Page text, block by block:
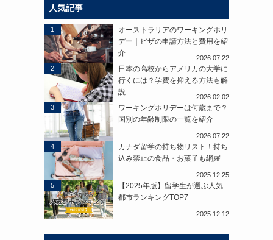
人気記事
オーストラリアのワーキングホリ
デー｜ビザの申請方法と費用を紹
介
2026.07.22
1
日本の高校からアメリカの大学に
行くには？学費を抑える方法も解
説
2026.02.02
2
ワーキングホリデーは何歳まで？
国別の年齢制限の一覧を紹介
2026.07.22
3
カナダ留学の持ち物リスト！持ち
込み禁止の食品・お菓子も網羅
2025.12.25
4
【2025年版】留学生が選ぶ人気
都市ランキングTOP7
2025.12.12
5